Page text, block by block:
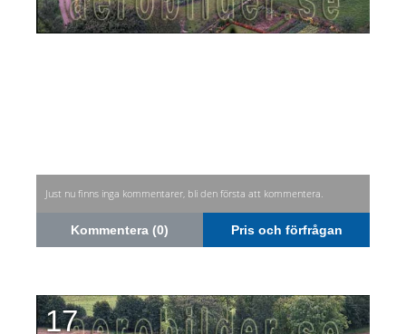
Just nu finns inga kommentarer, bli den första att kommentera.
Kommentera (0) Pris och förfrågan
17